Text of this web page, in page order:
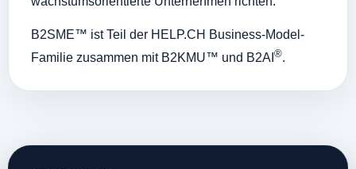
B2SME™ ist Teil der HELP.CH Business-Model-
Familie zusammen mit B2KMU™ und B2AI ®.